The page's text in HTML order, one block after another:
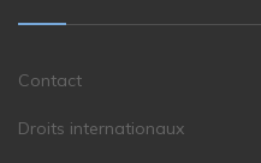
Contact
Droits internationaux